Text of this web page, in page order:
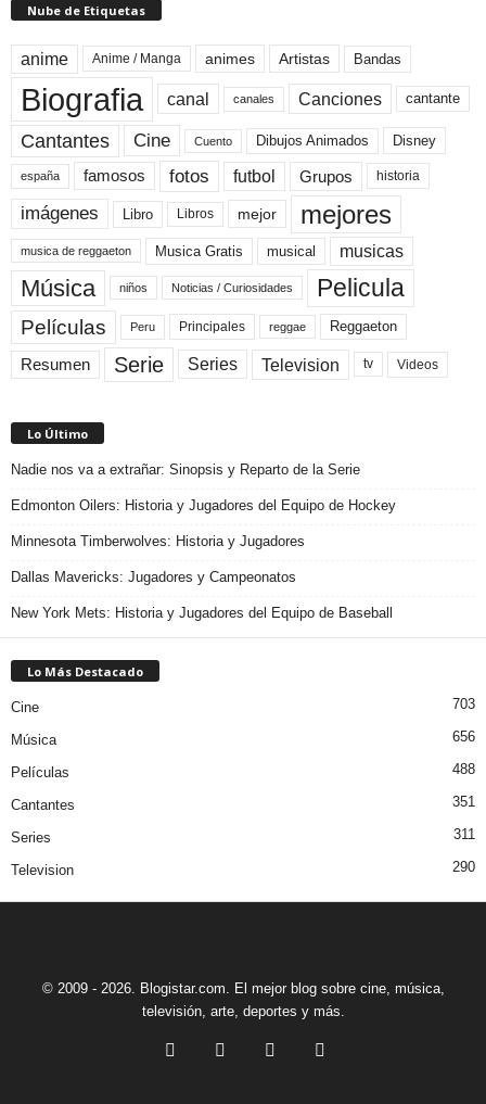
Nube de Etiquetas
anime Anime / Manga animes Artistas Bandas
Biografia canal canales Canciones cantante
Cantantes Cine Cuento Dibujos Animados Disney
españa famosos fotos futbol Grupos historia
imágenes Libro Libros mejor mejores
musica de reggaeton Musica Gratis musical musicas
Música niños Noticias / Curiosidades Pelicula
Películas Peru Principales reggae Reggaeton
Resumen Serie Series Television tv Videos
Lo Último
Nadie nos va a extrañar: Sinopsis y Reparto de la Serie
Edmonton Oilers: Historia y Jugadores del Equipo de Hockey
Minnesota Timberwolves: Historia y Jugadores
Dallas Mavericks: Jugadores y Campeonatos
New York Mets: Historia y Jugadores del Equipo de Baseball
Lo Más Destacado
Cine 703
Música 656
Películas 488
Cantantes 351
Series 311
Television 290
© 2009 - 2026. Blogistar.com. El mejor blog sobre cine, música,
televisión, arte, deportes y más.